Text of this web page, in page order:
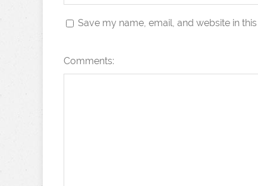
Save my name, email, and website in
Comments: